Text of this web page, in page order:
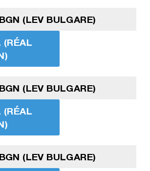
(LEV BULGARE)
(RÉAL
(LEV BULGARE)
(RÉAL
(LEV BULGARE)